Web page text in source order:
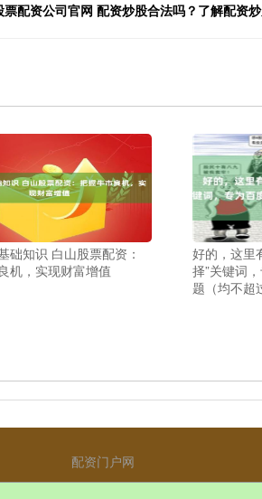
票配资公司官网 配资炒股合法吗？了解配资
础知识 白山股票配资：
机，实现财富增值
好的，这里
择”关键词
题（均不超
配资门户网